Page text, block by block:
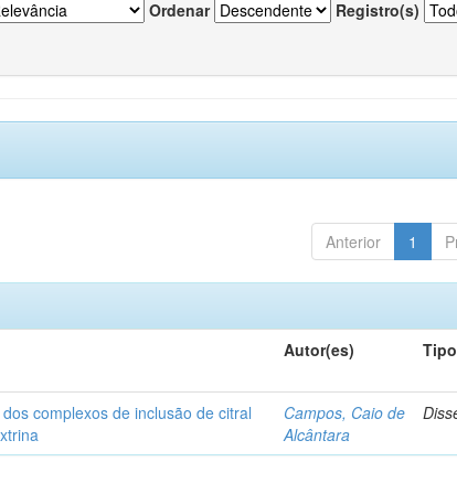
Ordenar Registro(s)
Anterior 1
Autor(es) Tipo
complexos de inclusão de citral
Campos, Caio de
Alcântara